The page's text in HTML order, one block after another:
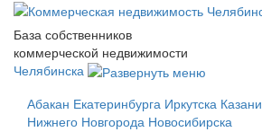
База собственников
коммерческой недвижимости
Челябинска
Абакан Екатеринбурга Иркутска Казани
Нижнего Новгорода Новосибирска